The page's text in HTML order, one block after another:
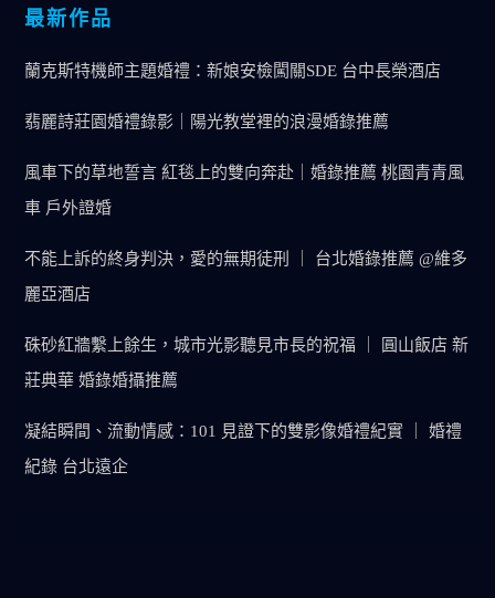
最新作品
蘭克斯特機師主題婚禮：新娘安檢闖關SDE 台中長榮酒店
翡麗詩莊園婚禮錄影｜陽光教堂裡的浪漫婚錄推薦
風車下的草地誓言 紅毯上的雙向奔赴｜婚錄推薦 桃園青青風
車 戶外證婚
不能上訴的終身判決，愛的無期徒刑 ｜ 台北婚錄推薦 @維多
麗亞酒店
硃砂紅牆繫上餘生，城市光影聽見市長的祝福 ｜ 圓山飯店 新
莊典華 婚錄婚攝推薦
凝結瞬間、流動情感：101 見證下的雙影像婚禮紀實 ｜ 婚禮
紀錄 台北遠企